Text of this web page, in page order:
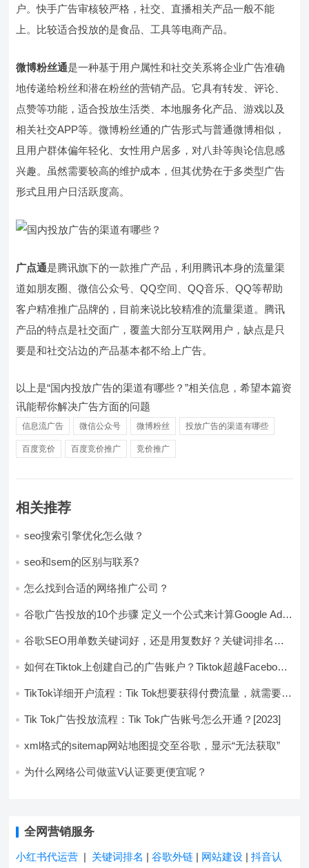
户。快手广告审核较严格，社交、直播相关产品一般不能
上。比较适合投放的是食品、工具等电商产品。
微博粉丝通是一种基于用户属性和社交关系将企业广告准确
地传递给粉丝和潜在粉丝的营销产品。它具有转发、评论、
点赞等功能，适合投放生活类、本地服务化产品、游戏以及
相关社交APP等。微博粉丝通的广告形式与普通微博相似，
且用户群体偏年轻化、女性用户居多，对八卦等舆论信息感
兴趣。虽然需要较高的维护成本，但其优势在于多类型广告
形式且用户日活跃度高。
广点通是腾讯旗下的一款推广产品，利用腾讯本身的流量渠
道如朋友圈、微信公众号、QQ空间、QQ音乐、QQ等帮助
客户精准推广品牌的，目前来说比较精准的流量渠道。腾讯
产品的特点是社交面广，覆盖大部分互联网用户，缺点是只
要是和社交沾边的产品基本都不给上广告。
以上是“国内投放广告的渠道有哪些？”相关信息，希望本篇资
讯能帮你解决广告方面的问题
信息流广告 微信公众号 微博粉丝 投放广告的渠道有哪些
百度竞价 百度竞价推广 竞价推广
相关推荐
seo搜索引擎优化怎么做？
seo和sem的区别与联系?
怎么找到合适的网络推广公司？
谷歌广告投放的10个步骤 定义一个公式来计算Google Ads
谷歌SEO用单数关键词好，还是用复数好？关键词排名相
如何在Tiktok上创建自己的广告账户？Tiktok超越Facebook
TikTok详细开户流程：Tik Tok想要获得付费流量，就需要开
Tik Tok广告投放流程：Tik Tok广告账号怎么开通？[2023]
xml格式的sitemap网站地图提交至谷歌，显示“无法获取”
为什么网络公司做蓝V认证要更便宜呢？
全网营销服务
小红书代运营 | 关键词排名 |谷歌外链 | 网站建设 |抖音认